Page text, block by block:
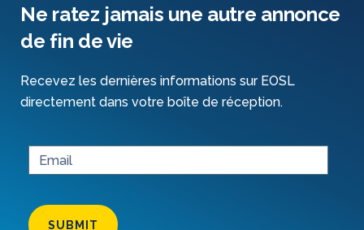
Ne ratez jamais une autre annonce
de fin de vie
Recevez les dernières informations sur EOSL
directement dans votre boîte de réception.
SUBMIT